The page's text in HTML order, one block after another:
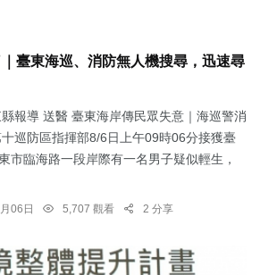
臺東海巡、消防無人機搜尋，迅速尋
報導 送醫 臺東海岸傳民眾失意｜海巡警消
巡防區指揮部8/6日上午09時06分接獲臺
市臨海路一段岸際有一名男子疑似輕生，
06日 5,707 觀看 2 分享